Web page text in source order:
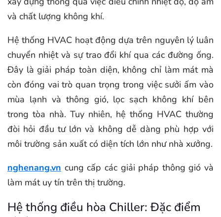
và chất lượng không khí.
Hệ thống HVAC hoạt động dựa trên nguyên lý luân
chuyển nhiệt và sự trao đổi khí qua các đường ống.
Đây là giải pháp toàn diện, không chỉ làm mát mà
còn đóng vai trò quan trọng trong việc sưởi ấm vào
mùa lạnh và thông gió, lọc sạch không khí bên
trong tòa nhà. Tuy nhiên, hệ thống HVAC thường
đòi hỏi đầu tư lớn và không dễ dàng phù hợp với
môi trường sản xuất có diện tích lớn như nhà xưởng.
nghenang.vn cung cấp các giải pháp thông gió và
làm mát uy tín trên thị trường.
Hệ thống điều hòa Chiller: Đặc điểm